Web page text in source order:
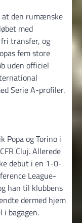
at den rumænske
med
transfer, og
fem store
uden officiel
Serie A-profiler.
Popa og Torino i
Cluj. Allerede
debut i en 1-0-
League-
han til klubbens
dermed hjem
bagagen.